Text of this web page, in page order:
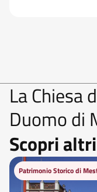
La Chiesa
Duomo di
Scopri
Patrimonio Storico di